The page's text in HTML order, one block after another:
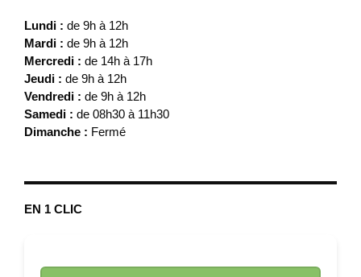
Lundi : de 9h à 12h
Mardi : de 9h à 12h
Mercredi : de 14h à 17h
Jeudi : de 9h à 12h
Vendredi : de 9h à 12h
Samedi : de 08h30 à 11h30
Dimanche : Fermé
EN 1 CLIC